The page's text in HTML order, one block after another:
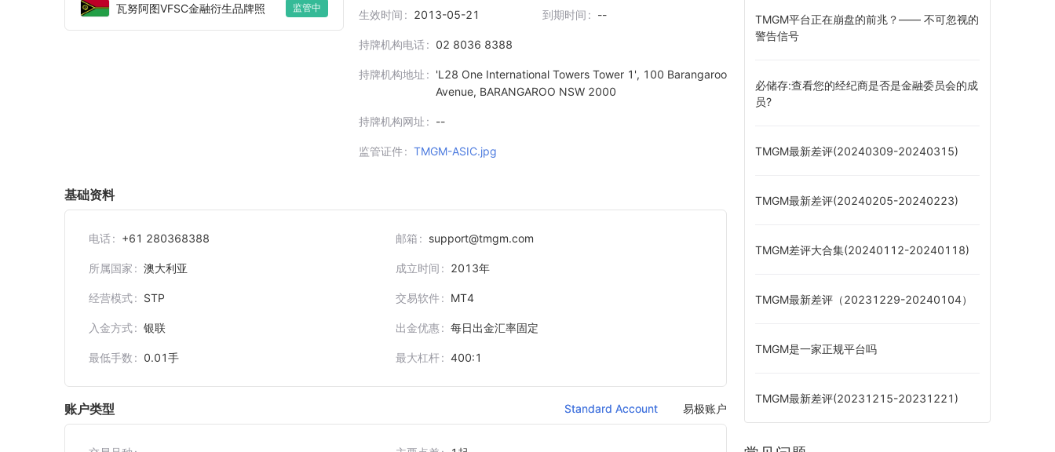
瓦努阿图VFSC金融衍生品牌照 监管中
生效时间 2013-05-21 到期时间 --
持牌机构电话 02 8036 8388
持牌机构地址
'L28 One International Towers Tower 1', 100 Barangaroo
Avenue, BARANGAROO NSW 2000
持牌机构网址 --
监管证件 TMGM-ASIC.jpg
基础资料
电话 +61 280368388 邮箱 support@tmgm.com
所属国家 澳大利亚 成立时间 2013年
经营模式 STP 交易软件 MT4
入金方式 银联 出金优惠 每日出金汇率固定
最低手数 0.01手 最大杠杆 400:1
账户类型 Standard Account 易极账户
TMGM平台正在崩盘的前兆？—— 不可忽视的
警告信号
必储存:查看您的经纪商是否是金融委员会的成
员?
TMGM最新差评(20240309-20240315)
TMGM最新差评(20240205-20240223)
TMGM差评大合集(20240112-20240118)
TMGM最新差评（20231229-20240104）
TMGM是一家正规平台吗
TMGM最新差评(20231215-20231221)